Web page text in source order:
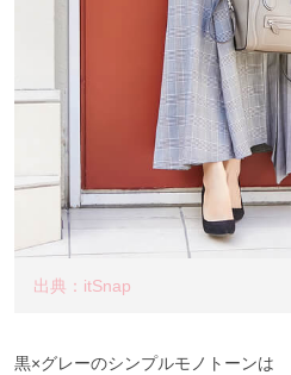
出典：itSnap
黒×グレーのシンプルモノトーンは